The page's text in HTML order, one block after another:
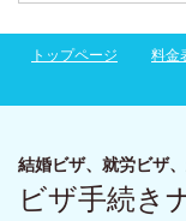
トップページ 料金
結婚ビザ、就労ビザ
ビザ手続き